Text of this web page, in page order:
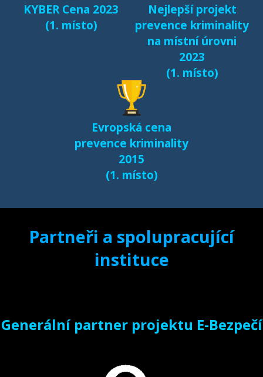
Fenomén Minecraft v
českém prostředí
Další výsledky jsou k
samostatné stránce
e-bezpeci.cz/vyzkum.
KYBER Cena 2023
(1. místo)
Nejlepší projekt
prevence kriminality
na místní úrovni
2023
(1. místo)
Evropská cena
prevence kriminality
2015
(1. místo)
Partneři a spolupracující
instituce
Generální partner projektu E-Bezpečí